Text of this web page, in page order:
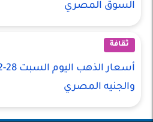
السوق المصري
ثقافة
والجنيه المصري